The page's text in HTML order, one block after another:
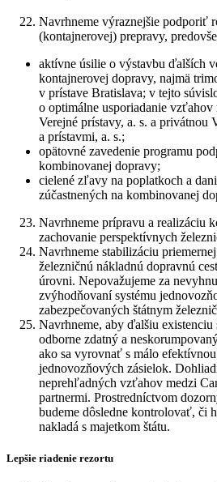
Navrhneme výraznejšie podporiť
(kontajnerovej) prepravy,
aktívne úsilie o výstavbu ďalších
kontajnerovej dopravy, najmä
v prístave Bratislava; v tejto
o optimálne usporiadanie vzťahov
Verejné prístavy, a. s. a privátnou
a prístavmi, a. s.;
opätovné zavedenie programu
kombinovanej dopravy;
cielené zľavy na poplatkoch a
zúčastnených na kombinovanej
Navrhneme prípravu a realizáciu
zachovanie perspektívnych
Navrhneme stabilizáciu
železničnú nákladnú dopravnú
úrovni. Nepovažujeme za
zvýhodňovaní systému
zabezpečovaných štátnym
Navrhneme, aby ďalšiu existenciu
odborne zdatný a
ako sa vyrovnať s málo
jednovozňových zásielok.
neprehľadných vzťahov medzi
partnermi. Prostredníctvom
budeme dôsledne kontrolovať, či
nakladá s majetkom štátu.
Lepšie riadenie rezortu